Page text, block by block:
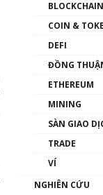
BLOCKCHAIN
COIN &
DEFI
ĐỒNG
ETHEREUM
MINING
SÀN GIAO
TRADE
VÍ
NGHIÊN CỨU